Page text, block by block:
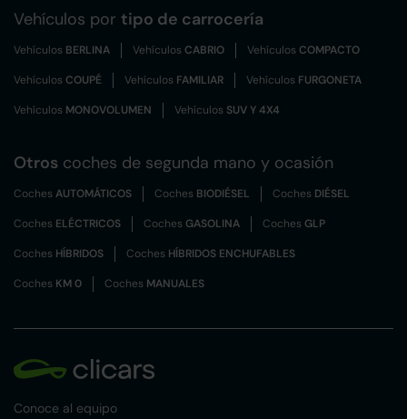
Vehículos por tipo de carrocería
Vehículos BERLINA VehículosCABRIO VehículosCOMPACTO
VehículosCOUPÉ Vehículos FAMILIAR Vehículos FURGONETA
Vehículos MONOVOLUMEN Vehículos SUV Y 4X4
Otros coches de segunda mano y ocasión
CochesAUTOMÁTICOS Coches BIODIÉSEL Coches DIÉSEL
Coches ELÉCTRICOS CochesGASOLINA CochesGLP
Coches HÍBRIDOS Coches HÍBRIDOS ENCHUFABLES
Coches KM 0 Coches MANUALES
Conoce al equipo